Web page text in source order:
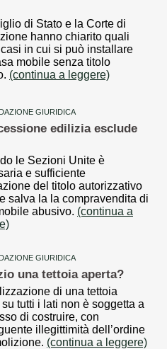
di Stato e la Corte di
hanno chiarito quali
in cui si può installare
mobile senza titolo
(continua a leggere)
GIURIDICA
edilizia esclude
le Sezioni Unite è
e sufficiente
del titolo autorizzativo
salva la la compravendita di
abusivo. (continua a
GIURIDICA
una tettoia aperta?
di una tettoia
tutti i lati non è soggetta a
di costruire, con
illegittimità dell’ordine
(continua a leggere)